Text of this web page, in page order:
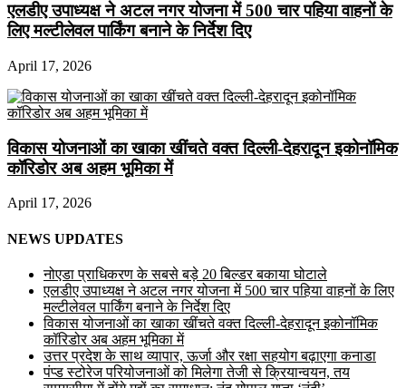
एलडीए उपाध्यक्ष ने अटल नगर योजना में 500 चार पहिया वाहनों के
लिए मल्टीलेवल पार्किंग बनाने के निर्देश दिए
April 17, 2026
विकास योजनाओं का खाका खींचते वक्त दिल्ली-देहरादून इकोनॉमिक
कॉरिडोर अब अहम भूमिका में
April 17, 2026
NEWS UPDATES
नोएडा प्राधिकरण के सबसे बड़े 20 बिल्डर बकाया घोटाले
एलडीए उपाध्यक्ष ने अटल नगर योजना में 500 चार पहिया वाहनों के लिए
मल्टीलेवल पार्किंग बनाने के निर्देश दिए
विकास योजनाओं का खाका खींचते वक्त दिल्ली-देहरादून इकोनॉमिक
कॉरिडोर अब अहम भूमिका में
उत्तर प्रदेश के साथ व्यापार, ऊर्जा और रक्षा सहयोग बढ़ाएगा कनाडा
पंप्ड स्टोरेज परियोजनाओं को मिलेगा तेजी से क्रियान्वयन, तय